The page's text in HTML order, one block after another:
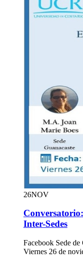
26NOV
Inter-Sedes
Facebook Sede de
Viernes 26 de